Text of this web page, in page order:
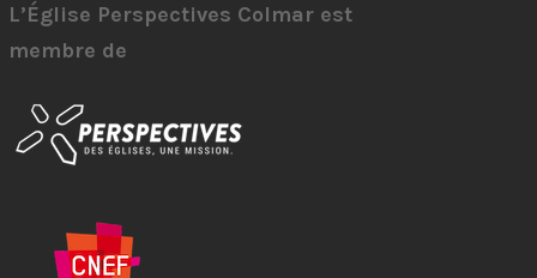
L’Église Perspectives Colmar est
membre de